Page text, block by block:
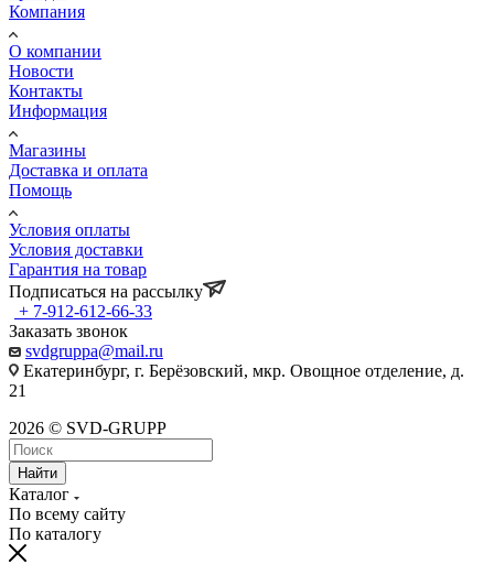
Компания
О компании
Новости
Контакты
Информация
Магазины
Доставка и оплата
Помощь
Условия оплаты
Условия доставки
Гарантия на товар
Подписаться на рассылку
+ 7-912-612-66-33
Заказать звонок
svdgruppa@mail.ru
Екатеринбург, г. Берёзовский, мкр. Овощное отделение, д.
21
2026 © SVD-GRUPP
Найти
Каталог
По всему сайту
По каталогу